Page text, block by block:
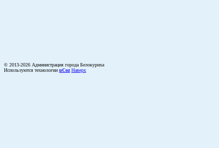
© 2013-2026 Администрация города Белокуриха
Используются технологии uCoz Наверх